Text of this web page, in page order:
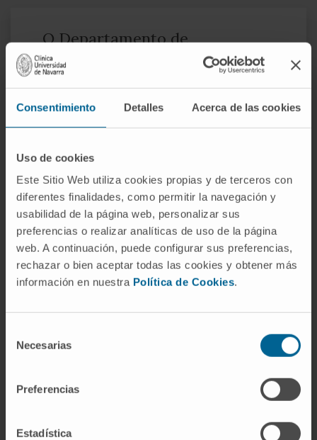
Consentimiento Detalles Acerca de las cookies
Uso de cookies
Este Sitio Web utiliza cookies propias y de terceros con
diferentes finalidades, como permitir la navegación y
usabilidad de la página web, personalizar sus
preferencias o realizar analíticas de uso de la página
web. A continuación, puede configurar sus preferencias,
rechazar o bien aceptar todas las cookies y obtener más
información en nuestra Política de Cookies.
Necesarias
Preferencias
Estadística
O Departamento de
Cardiologia
da Clínica Universidad de
Navarra
O Departamento de Cardiologia da Clínica
Universidad de Navarra é um centro de referência
em diversas técnicas de diagnóstico e
tratamentos coronários.
Fomos o primeiro centro da Europa a implantar
um marcapasso por cateterismo, sem
necessidade de abertura do tórax, em casos de
colabora com os Departamentos de Radiologia e
rápido e preciso do doente.